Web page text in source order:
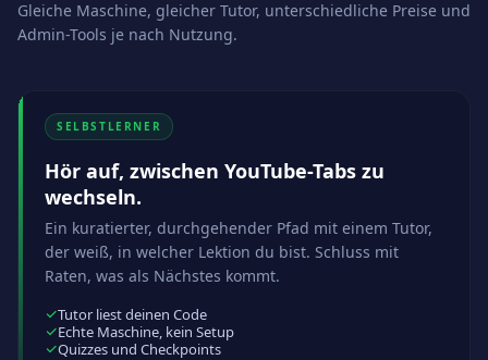
Gleiche Maschine, gleicher Tutor, unterschiedliche Preise und
Admin-Tools je nach Nutzung.
SELBSTLERNER
Hör auf, zwischen YouTube-Tabs zu
wechseln.
Ein kuratierter, durchgehender Pfad mit einem Tutor,
der weiß, in welcher Lektion du bist. Schluss mit
Raten, was als Nächstes kommt.
Tutor liest deinen Code
Echte Maschine, kein Setup
Quizzes und Checkpoints